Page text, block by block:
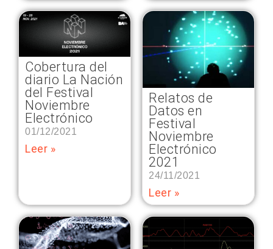
Cobertura del
diario La Nación
del Festival
Noviembre
Electrónico
01/12/2021
Leer »
Relatos de
Datos en
Festival
Noviembre
Electrónico
2021
24/11/2021
Leer »